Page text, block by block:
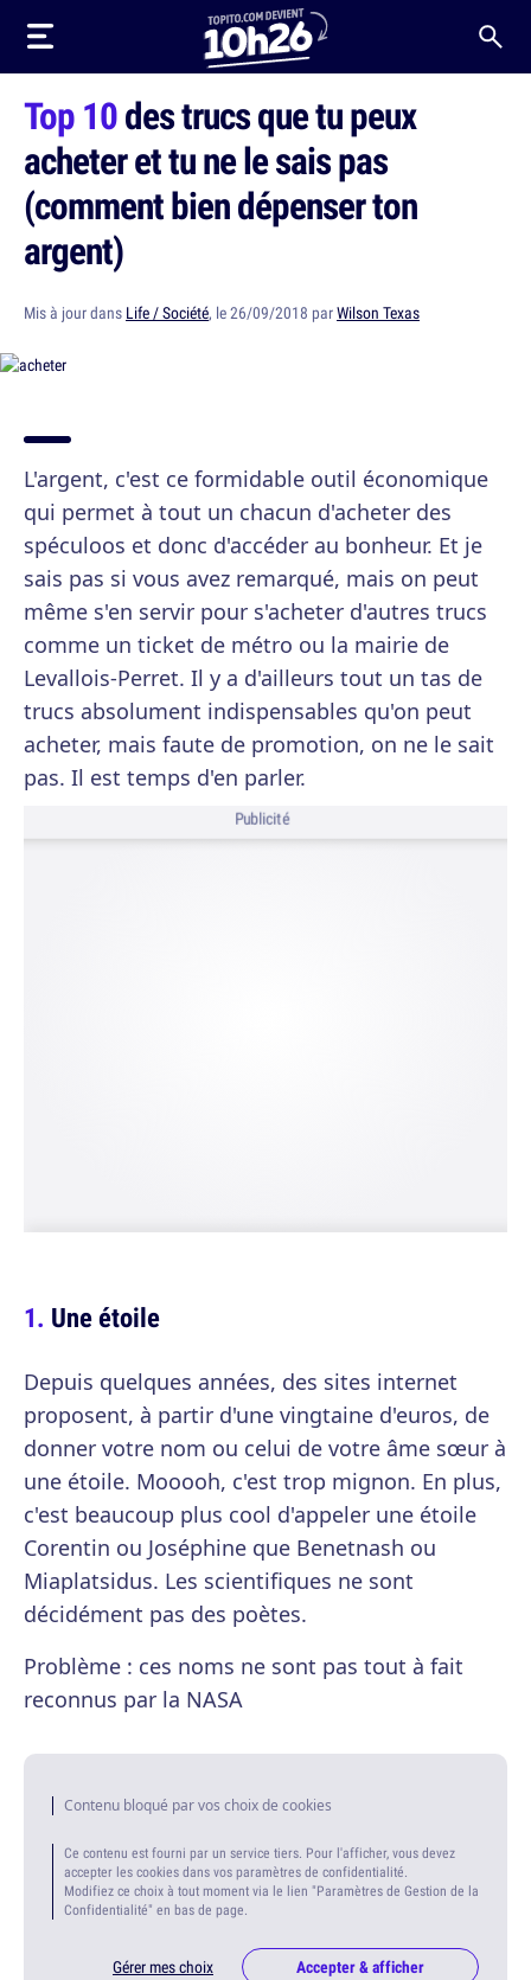
Top 10des trucs que tu peux
acheter et tu ne le sais pas
(comment bien dépenser ton
argent)
Mis à jour dans Life / Société, le 26/09/2018 parWilson Texas
L'argent, c'est ce formidable outil économique
qui permet à tout un chacun d'acheter des
spéculoos et donc d'accéder au bonheur. Et je
sais pas si vous avez remarqué, mais on peut
même s'en servir pour s'acheter d'autres trucs
comme un ticket de métro ou la mairie de
Levallois-Perret. Il y a d'ailleurs tout un tas de
trucs absolument indispensables qu'on peut
acheter, mais faute de promotion, on ne le sait
pas. Il est temps d'en parler.
Publicité
Une étoile
Depuis quelques années, des sites internet
proposent, à partir d'une vingtaine d'euros, de
donner votre nom ou celui de votre âme sœur à
une étoile. Mooooh, c'est trop mignon. En plus,
c'est beaucoup plus cool d'appeler une étoile
Corentin ou Joséphine que Benetnash ou
Miaplatsidus. Les scientifiques ne sont
décidément pas des poètes.
Problème : ces noms ne sont pas tout à fait
reconnus par la NASA
Contenu bloqué par vos choix de cookies
Ce contenu est fourni par un service tiers. Pour l'afficher, vous devez
accepter les cookies dans vos paramètres de confidentialité.
Modifiez ce choix à tout moment via le lien "Paramètres de Gestion de la
Confidentialité" en bas de page.
Gérer mes choix Accepter & afficher